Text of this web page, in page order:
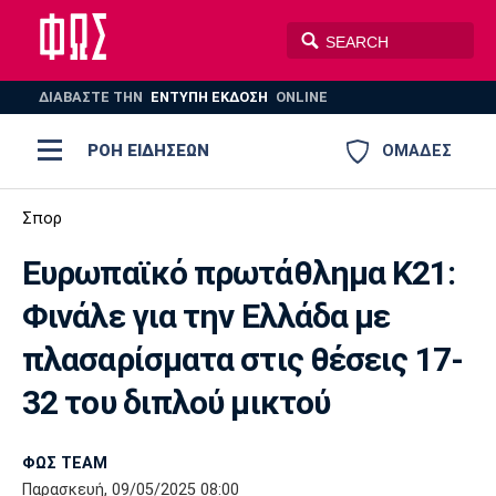
ΔΙΑΒΑΣΤΕ THN ΕΝΤΥΠΗ ΕΚΔΟΣΗ ONLINE
ΟΜΑΔΕΣ
ΡΟΗ ΕΙΔΗΣΕΩΝ
ΣΠΟΡ
AUTO-MOTO PLUS
Ποδόσφαιρο
Super League 1
Super League 2
Γ Εθνική
Μπάσκετ
Ελλάδα
Ολυμπιακοί Αγώνες
Ολυμπιακός ΑΕΚ ΠΑΟΚ
Σπορ
Ευρωπαϊκό πρωτάθλημα Κ21:
Φινάλε για την Ελλάδα με
πλασαρίσματα στις θέσεις 17-
32 του διπλού μικτού
ΦΩΣ TEAM
Παρασκευή, 09/05/2025 08:00